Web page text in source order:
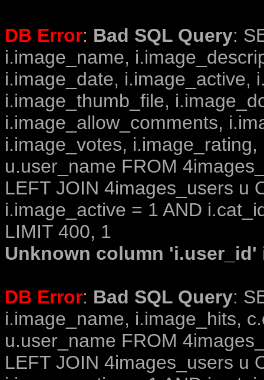
DB Error: Bad SQL Query:
i.image_name,
i.image_date, i.image_active,
i.image_thumb_file,
i.image_allow_comments,
i.image_votes,
u.user_name FROM
LEFT JOIN 4images_users u
i.image_active = 1 AND
LIMIT 400, 1
Unknown column
DB Error: Bad SQL Query:
i.image_name, i.image_hits,
u.user_name FROM
LEFT JOIN 4images_users u